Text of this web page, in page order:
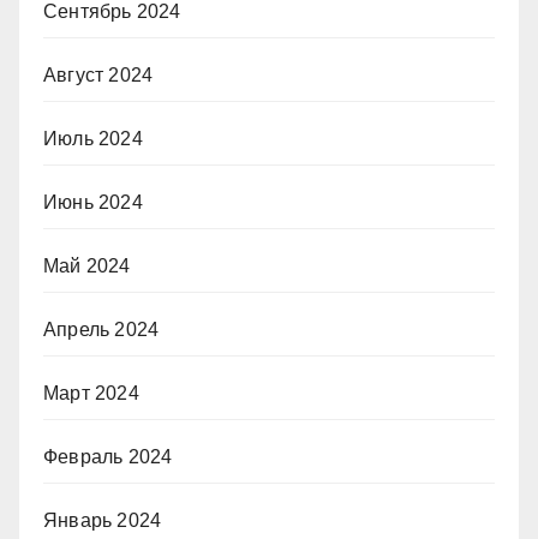
Сентябрь 2024
Август 2024
Июль 2024
Июнь 2024
Май 2024
Апрель 2024
Март 2024
Февраль 2024
Январь 2024